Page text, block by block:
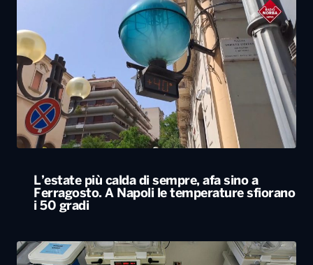
L’estate più calda di sempre, afa sino a
Ferragosto. A Napoli le temperature sfiorano
i 50 gradi